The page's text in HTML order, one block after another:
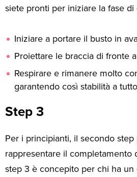
siete pronti per iniziare la fase
Iniziare a portare il busto in
Proiettare le braccia di fronte
Respirare e rimanere molto
garantendo così stabilità a
Step 3
Per i principianti, il secondo
rappresentare il completamento
step 3 è concepito per chi ha